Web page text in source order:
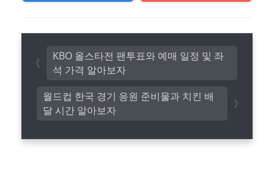
월드컵 한국 경기 응원 준비물과 치킨 배
달 시간 알아보자
KBO 올스타전 팬투표와 예매 일정 및 좌
석 가격 알아보자